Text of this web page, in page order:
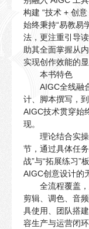
构建 “技术 + 创
始终秉持“易教易
法，更注重引导
助其全面掌握从
实现创作效能的
本书特色
AIGC全线融
计、脚本撰写，
AIGC技术贯穿始
现。
理论结合实
节，通过具体任
战”与“拓展练习”
AIGC创意设计的
全流程覆盖
剪辑、调色、音
具使用、团队搭
容生产与运营闭环